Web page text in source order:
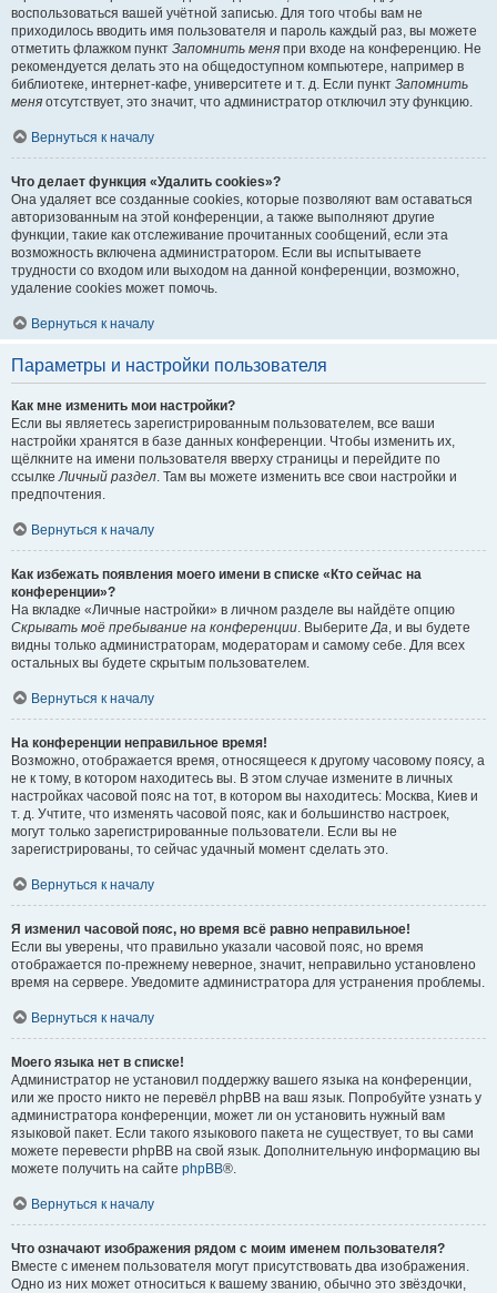
воспользоваться вашей учётной записью. Для того чтобы вам не
приходилось вводить имя пользователя и пароль каждый раз, вы можете
отметить флажком пункт Запомнить меня при входе на конференцию. Не
рекомендуется делать это на общедоступном компьютере, например в
библиотеке, интернет-кафе, университете и т. д. Если пункт Запомнить
меня отсутствует, это значит, что администратор отключил эту функцию.
Вернуться к началу
Что делает функция «Удалить cookies»?
Она удаляет все созданные cookies, которые позволяют вам оставаться
авторизованным на этой конференции, а также выполняют другие
функции, такие как отслеживание прочитанных сообщений, если эта
возможность включена администратором. Если вы испытываете
трудности со входом или выходом на данной конференции, возможно,
удаление cookies может помочь.
Вернуться к началу
Параметры и настройки пользователя
Как мне изменить мои настройки?
Если вы являетесь зарегистрированным пользователем, все ваши
настройки хранятся в базе данных конференции. Чтобы изменить их,
щёлкните на имени пользователя вверху страницы и перейдите по
ссылкеЛичный раздел. Там вы можете изменить все свои настройки и
предпочтения.
Вернуться к началу
Как избежать появления моего имени в списке «Кто сейчас на
конференции»?
На вкладке «Личные настройки» в личном разделе вы найдёте опцию
Скрывать моё пребывание на конференции. ВыберитеДа, и вы будете
видны только администраторам, модераторам и самому себе. Для всех
остальных вы будете скрытым пользователем.
Вернуться к началу
На конференции неправильное время!
Возможно, отображается время, относящееся к другому часовому поясу, а
не к тому, в котором находитесь вы. В этом случае измените в личных
настройках часовой пояс на тот, в котором вы находитесь: Москва, Киев и
т. д. Учтите, что изменять часовой пояс, как и большинство настроек,
могут только зарегистрированные пользователи. Если вы не
зарегистрированы, то сейчас удачный момент сделать это.
Вернуться к началу
Я изменил часовой пояс, но время всё равно неправильное!
Если вы уверены, что правильно указали часовой пояс, но время
отображается по-прежнему неверное, значит, неправильно установлено
время на сервере. Уведомите администратора для устранения проблемы.
Вернуться к началу
Моего языка нет в списке!
Администратор не установил поддержку вашего языка на конференции,
или же просто никто не перевёл phpBB на ваш язык. Попробуйте узнать у
администратора конференции, может ли он установить нужный вам
языковой пакет. Если такого языкового пакета не существует, то вы сами
можете перевести phpBB на свой язык. Дополнительную информацию вы
можете получить на сайте phpBB®.
Вернуться к началу
Что означают изображения рядом с моим именем пользователя?
Вместе с именем пользователя могут присутствовать два изображения.
Одно из них может относиться к вашему званию, обычно это звёздочки,